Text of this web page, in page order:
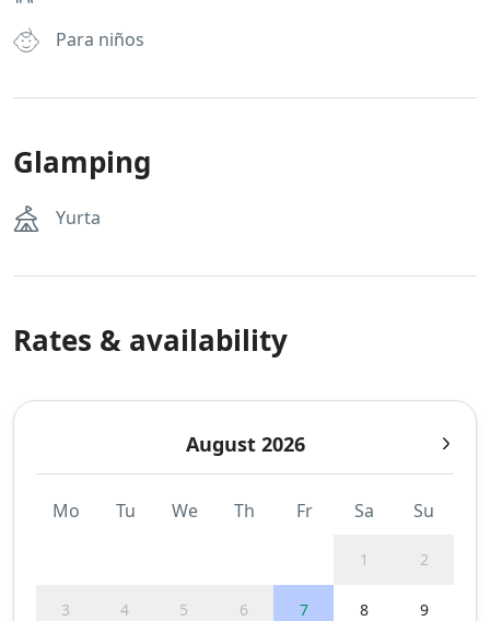
Para niños
Glamping
Yurta
Rates & availability
August 2026
Mo Tu We Th Fr Sa Su
1 2
3 4 5 6 7 8 9